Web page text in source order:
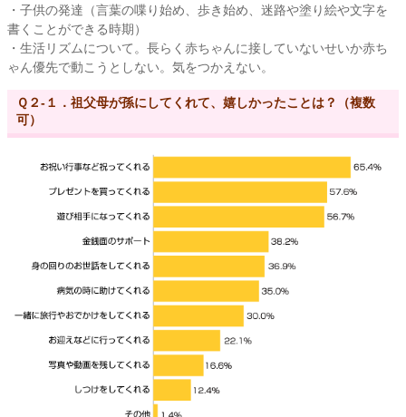
・子供の発達（言葉の喋り始め、歩き始め、迷路や塗り絵や文字を
書くことができる時期）
・生活リズムについて。長らく赤ちゃんに接していないせいか赤ち
ゃん優先で動こうとしない。気をつかえない。
Ｑ２-１．祖父母が孫にしてくれて、嬉しかったことは？（複数
可）